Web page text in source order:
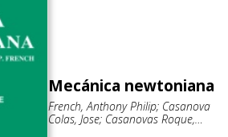
Mecánica newtoniana
French, Anthony Philip; Casanova
Colas, Jose; Casanovas Roque,